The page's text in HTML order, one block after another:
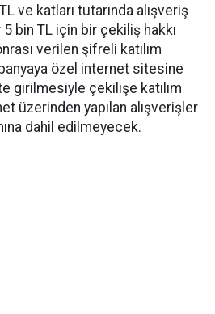
ve katları tutarında alışveriş
bin TL için bir çekiliş hakkı
verilen şifreli katılım
özel internet sitesine
girilmesiyle çekilişe katılım
üzerinden yapılan alışverişler
dahil edilmeyecek.